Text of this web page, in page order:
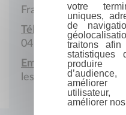
France
Téléphone :
04 73 15 39 04
Email :
votre
uniques,
de
traitons
statistiques
produire
améliorer
améliorer